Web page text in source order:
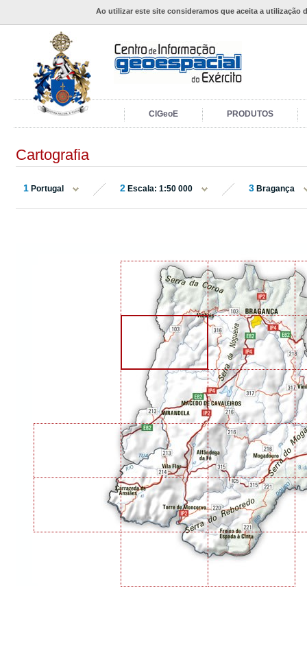
Ao utilizar este site consideramos que aceita a utilização
CIGeoE PRODUTOS
Cartografia
1 Portugal 2 Escala: 1:50 000 3 Bragança